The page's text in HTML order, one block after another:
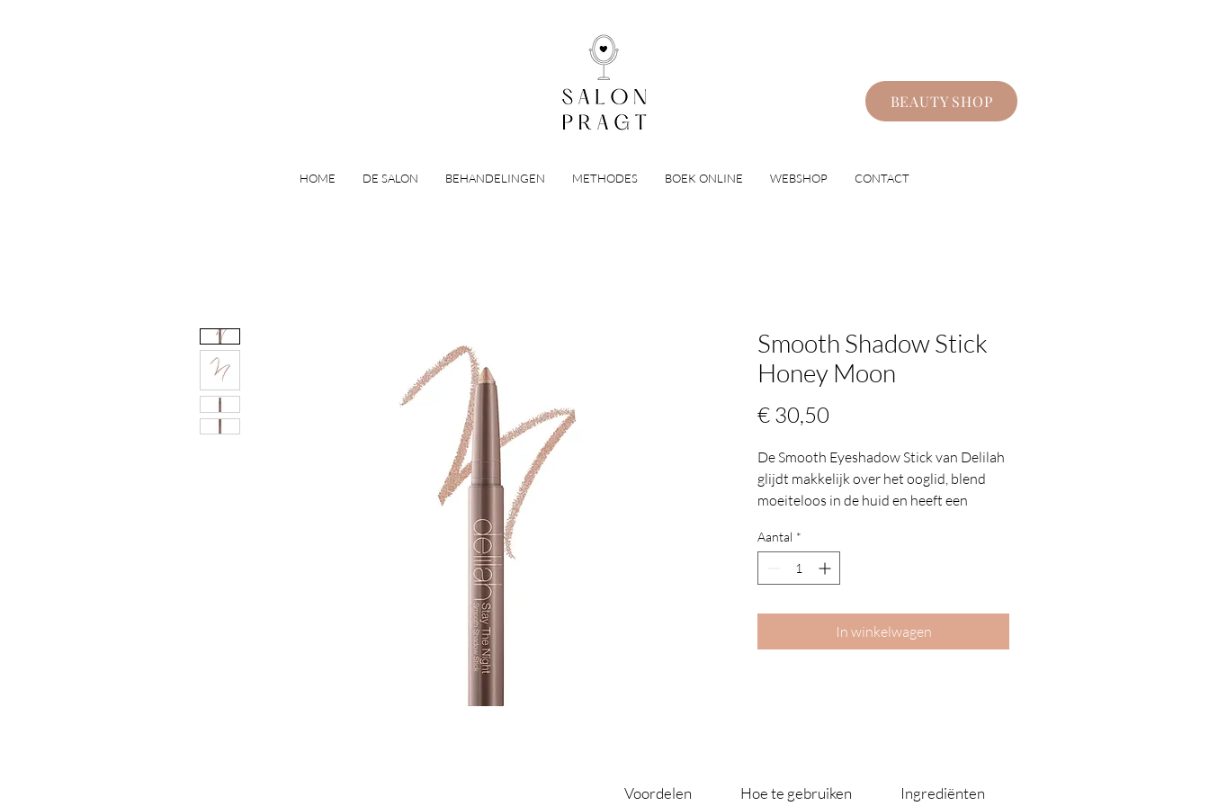
BEAUTY SHOP
HOME DE SALON BEHANDELINGEN METHODES BOEK ONLINE WEBSHOP CONTACT
Smooth Shadow Stick
Honey Moon
€ 30,50
De Smooth Eyeshadow Stick van Delilah
glijdt makkelijk over het ooglid, blend
moeiteloos in de huid en heeft een
oogschaduwpotlood bevat een
ingebouwde puntenslijper om de zachte,
rijk gepigmenteerde potloodpunt te
Aantal *
In winkelwagen
Voordelen Hoe te gebruiken Ingrediënten